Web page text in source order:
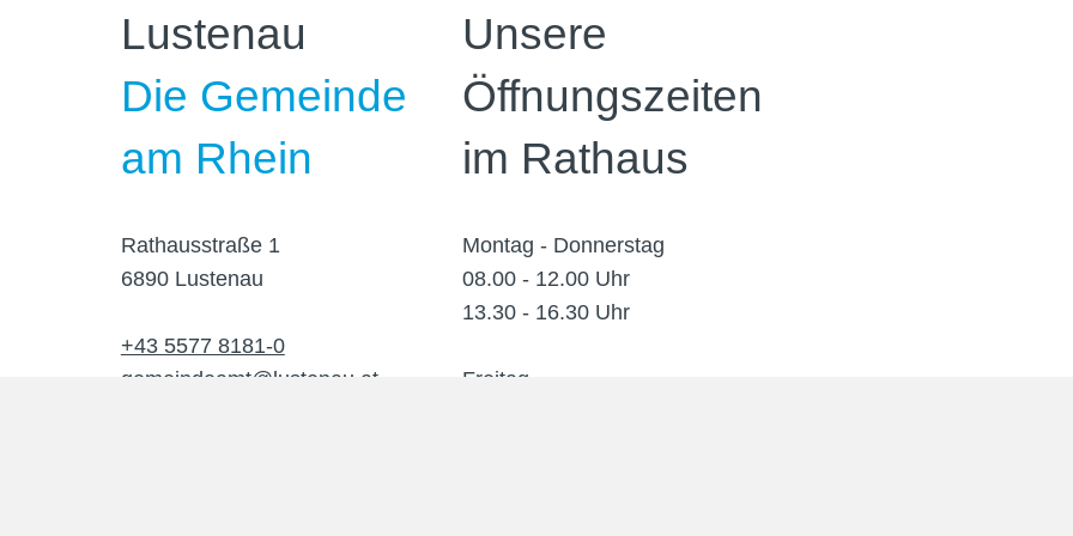
Lustenau
Die Gemeinde
am Rhein
Rathausstraße 1
6890 Lustenau
+43 5577 8181-0
gemeindeamt@lustenau.at
Unsere
Öffnungszeiten
im Rathaus
Montag - Donnerstag
08.00 - 12.00 Uhr
13.30 - 16.30 Uhr
Freitag